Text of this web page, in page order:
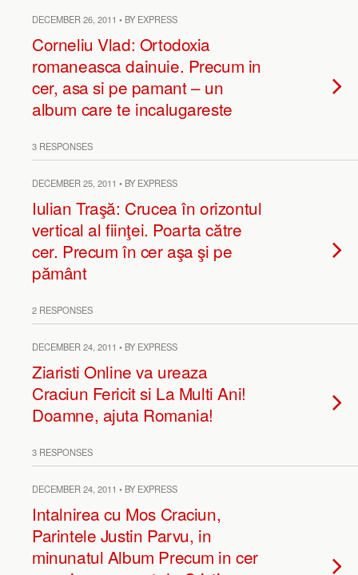
DECEMBER 26, 2011 • BY EXPRESS
Corneliu Vlad: Ortodoxia
romaneasca dainuie. Precum in
cer, asa si pe pamant – un
album care te incalugareste
3 RESPONSES
DECEMBER 25, 2011 • BY EXPRESS
Iulian Traşă: Crucea în orizontul
vertical al fiinţei. Poarta către
cer. Precum în cer aşa şi pe
pământ
2 RESPONSES
DECEMBER 24, 2011 • BY EXPRESS
Ziaristi Online va ureaza
Craciun Fericit si La Multi Ani!
Doamne, ajuta Romania!
3 RESPONSES
DECEMBER 24, 2011 • BY EXPRESS
Intalnirea cu Mos Craciun,
Parintele Justin Parvu, in
minunatul Album Precum in cer